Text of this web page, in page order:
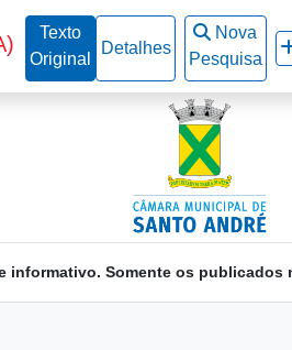
informativo. Somente os
Texto
Original
Detalhes
Nova
Pesquisa